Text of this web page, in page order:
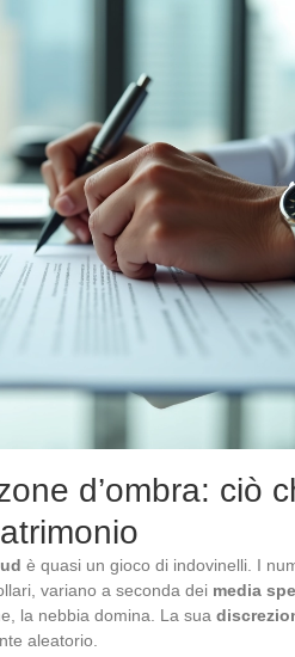
d’ombra: ciò
è quasi un gioco di indovinelli. I
variano a seconda dei media
la nebbia domina. La sua
aleatorio.